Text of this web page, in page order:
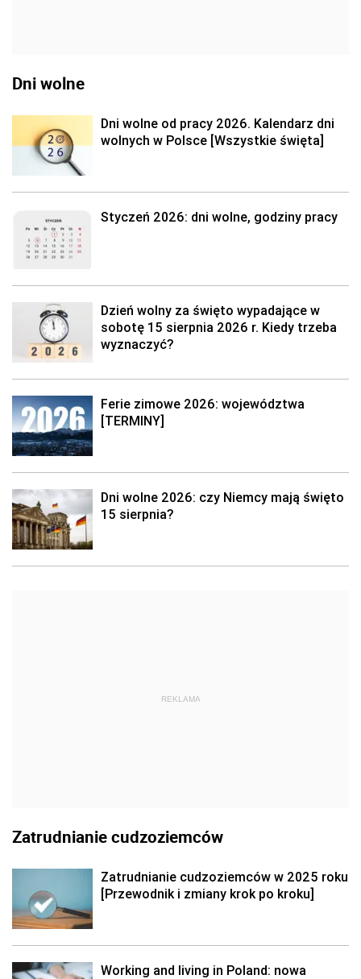
Dni wolne
Dni wolne od pracy 2026. Kalendarz dni
wolnych w Polsce [Wszystkie święta]
Styczeń 2026: dni wolne, godziny pracy
Dzień wolny za święto wypadające w
sobotę 15 sierpnia 2026 r. Kiedy trzeba
wyznaczyć?
Ferie zimowe 2026: województwa
[TERMINY]
Dni wolne 2026: czy Niemcy mają święto
15 sierpnia?
REKLAMA
Zatrudnianie cudzoziemców
Zatrudnianie cudzoziemców w 2025 roku
[Przewodnik i zmiany krok po kroku]
Working and living in Poland: nowa